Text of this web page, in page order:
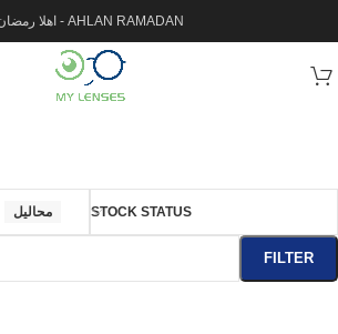
اهلا رمضان - AHLAN RAMADAN
محاليل STOCK STATUS
FILTER